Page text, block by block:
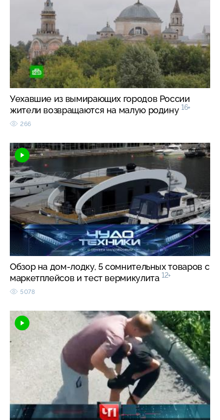
Уехавшие из вымирающих городов России
жители возвращаются на малую родину 16+
266
Обзор на дом-лодку, 5 сомнительных товаров с
маркетплейсов и тест вермикулита 12+
5078